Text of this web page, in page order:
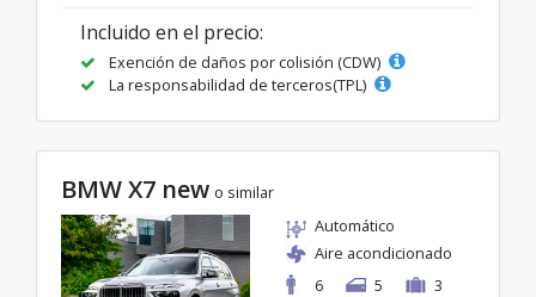
Incluido en el precio:
Exención de daños por colisión (CDW)
La responsabilidad de terceros(TPL)
BMW X7 new o similar
Automático
Aire acondicionado
6
5 3